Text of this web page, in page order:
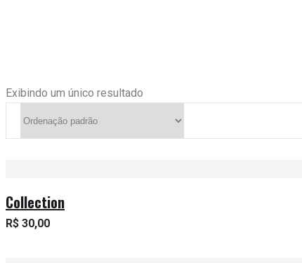
Exibindo um único resultado
Collection
R$ 30,00